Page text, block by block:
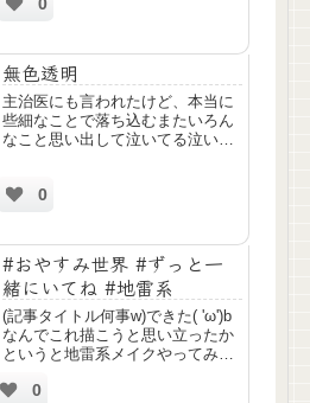
のときの実習前夜、マウントレー
た...
0
無色透明
主治医にも言われたけど、本当に
些細なことで落ち込むまたいろん
なこと思い出して泣いてる泣いた
0
#おやすみ世界 #ずっと一
緒にいてね #地雷系
(記事タイトル何事w)できた( 'ω')b
なんでこれ描こうと思い立ったか
というと地雷系メイクやってみた
再現不可能→じゃあイラストで描
0